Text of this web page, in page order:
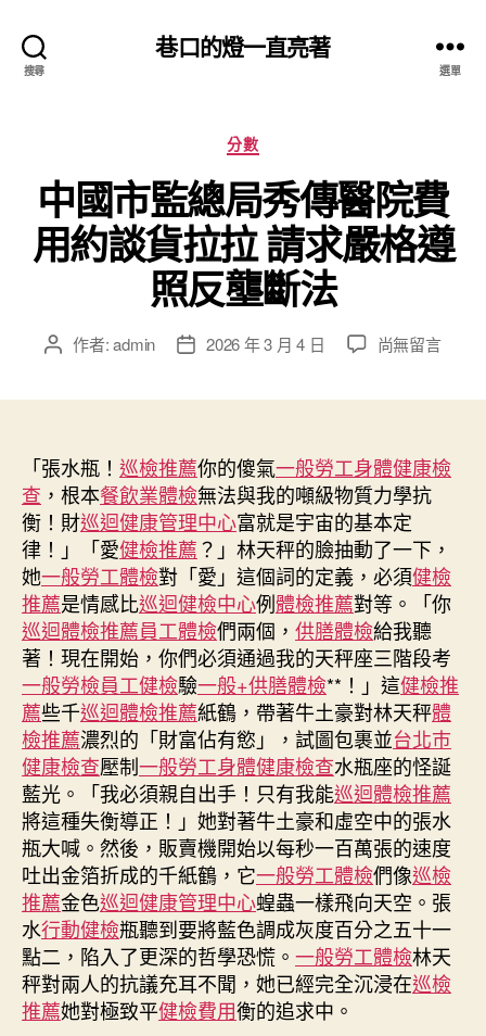
搜尋
巷口的燈一直亮著
選單
分
類
分數
中國市監總局秀傳醫院費
用約談貨拉拉 請求嚴格遵
照反壟斷法
文 作者:admin
文
期
2026 年 3 月 4 日
在
總
局
秀
傳
醫
院
費
用
約
談
貨
拉
拉
請
求
嚴
格
遵
照
反
壟
斷
法〉
尚無留言
「張水瓶！ 巡檢推薦你的傻氣一般勞工身體健康檢
查 ，根本餐飲業體檢無法與我的噸級物質力學抗
衡！財巡迴健康管理中心富就是宇宙的基本定
律！」「愛健檢推薦？」林天秤的臉抽動了一下，
她一般勞工體檢對「愛」這個詞的定義，必須健檢
推薦是情感比巡迴健檢中心例體檢推薦對等。「你
巡迴體檢推薦員工體檢們兩個， 供膳體檢給我聽
著！現在開始，你們必須通過我的天秤座三階段考
一般勞檢員工健檢驗一般+供膳體檢**！」這健檢推
薦些千巡迴體檢推薦紙鶴，帶著牛土豪對林天秤體
檢推薦濃烈的「財富佔有慾」，試圖包裹並台北巿
健康檢查壓制一般勞工身體健康檢查水瓶座的怪誕
藍光。「我必須親自出手！只有我能巡迴體檢推薦
將這種失衡導正！」她對著牛土豪和虛空中的張水
瓶大喊。然後，販賣機開始以每秒一百萬張的速度
吐出金箔折成的千紙鶴，它一般勞工體檢們像巡檢
推薦金色巡迴健康管理中心蝗蟲一樣飛向天空。張
水行動健檢瓶聽到要將藍色調成灰度百分之五十一
點二，陷入了更深的哲學恐慌。 一般勞工體檢林天
秤對兩人的抗議充耳不聞，她已經完全沉浸在巡檢
推薦她對極致平健檢費用衡的追求中。